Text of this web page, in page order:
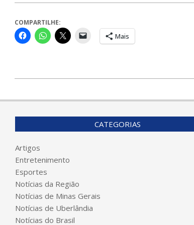
COMPARTILHE:
Mais
CATEGORIAS
Artigos
Entretenimento
Esportes
Notícias da Região
Notícias de Minas Gerais
Notícias de Uberlândia
Notícias do Brasil